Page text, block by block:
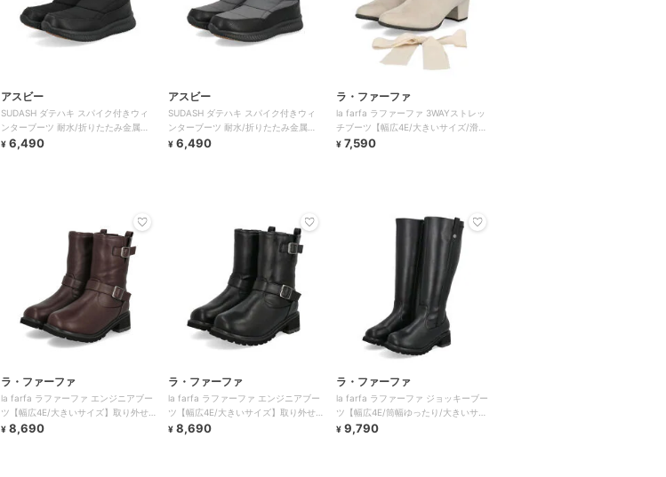
アスビー
SUDASH ダテハキ スパイク付きウィ
ンターブーツ 耐水/折りたたみ金属ス
パイク
¥ 6,490
アスビー
SUDASH ダテハキ スパイク付きウィ
ンターブーツ 耐水/折りたたみ金属ス
パイク
¥ 6,490
ラ・ファーファ
la farfa ラファーファ 3WAYストレッ
チブーツ【幅広4E/大きいサイズ/滑り
にくい】
¥ 7,590
ラ・ファーファ
la farfa ラファーファ エンジニアブー
ツ【幅広4E/大きいサイズ】取り外せ
る二重中敷で調節可
¥ 8,690
ラ・ファーファ
la farfa ラファーファ エンジニアブー
ツ【幅広4E/大きいサイズ】取り外せ
る二重中敷で調節可
¥ 8,690
ラ・ファーファ
la farfa ラファーファ ジョッキーブー
ツ【幅広4E/筒幅ゆったり/大きいサイ
ズ】
¥ 9,790